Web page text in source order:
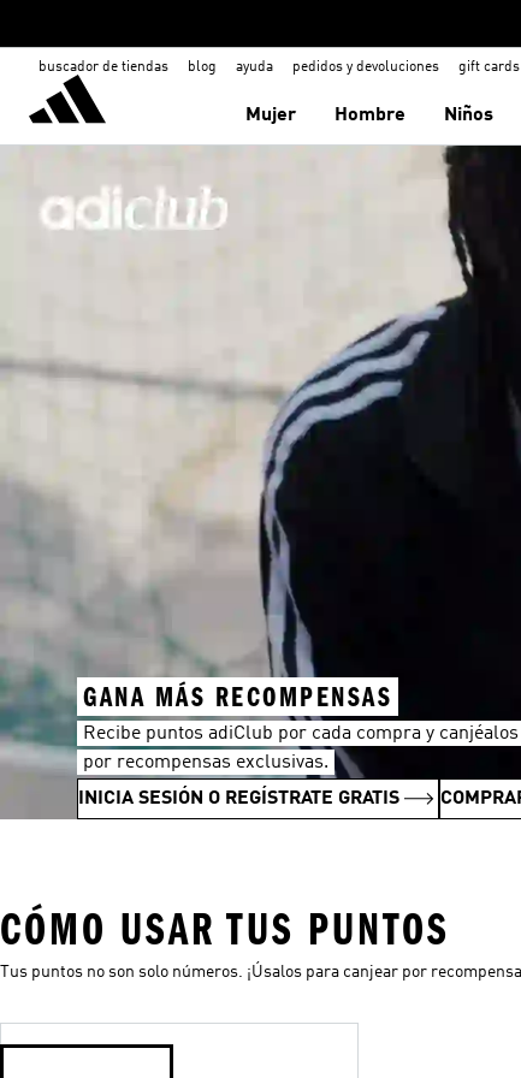
buscador de tiendas blog ayuda pedidos y devoluciones gift cards
Mujer Hombre Niños
GANA MÁS RECOMPENSAS
Recibe puntos adiClub por cada compra y canjéalos
por recompensas exclusivas.
INICIA SESIÓN O REGÍSTRATE GRATIS
CÓMO USAR TUS PUNTOS
Tus puntos no son solo números. ¡Úsalos para canjear por